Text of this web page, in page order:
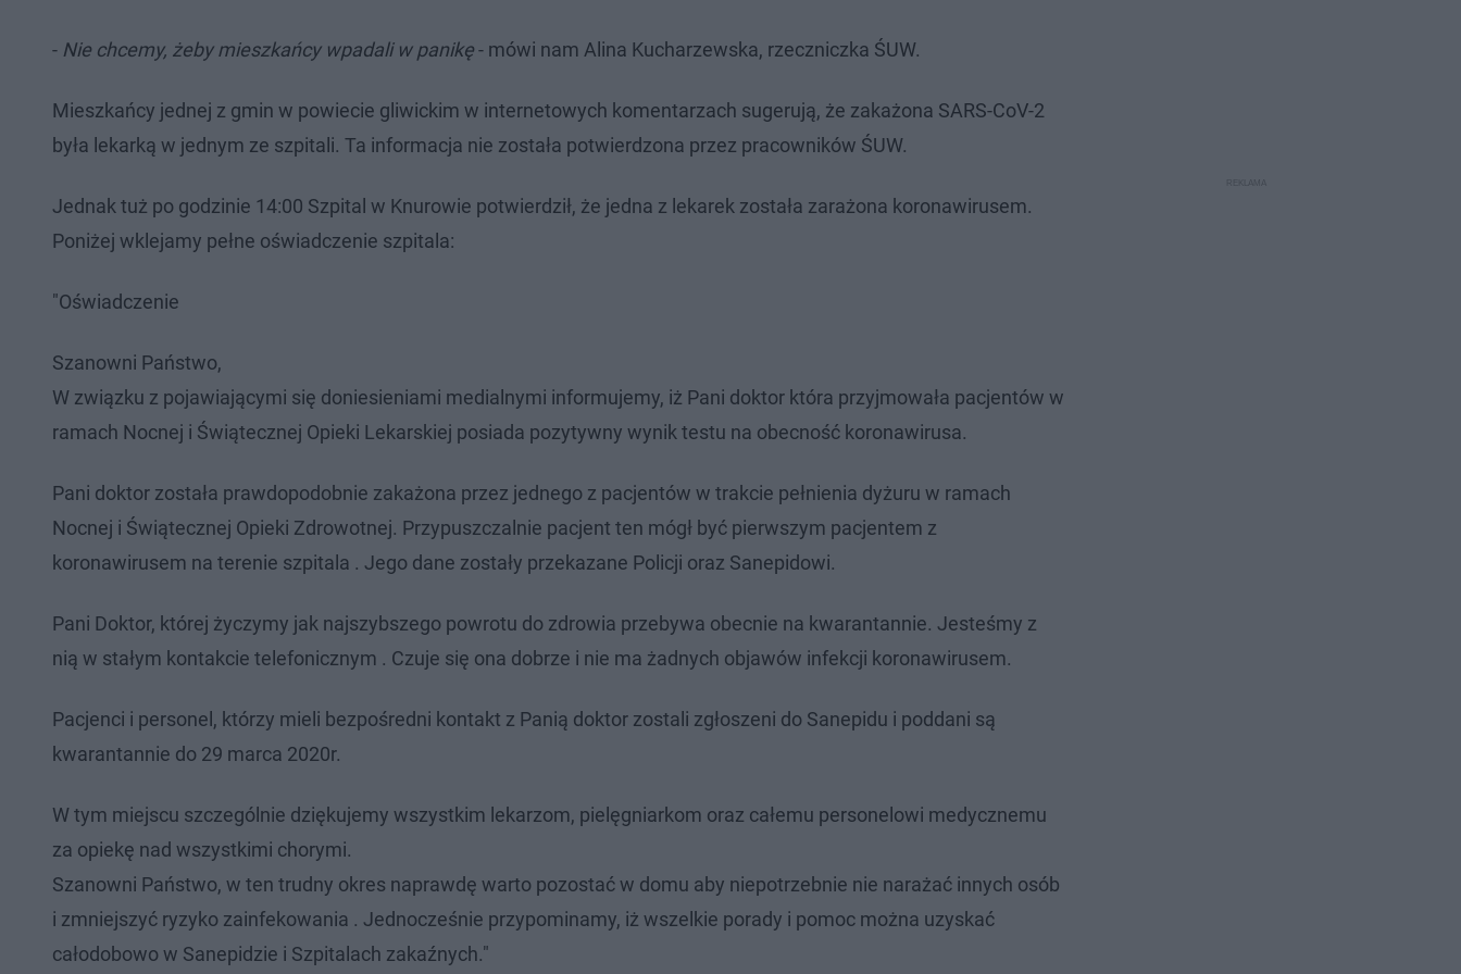
- Nie chcemy, żeby mieszkańcy wpadali w panikę- mówi nam Alina Kucharzewska, rzeczniczka ŚUW.
Mieszkańcy jednej z gmin w powiecie gliwickim w internetowych komentarzach sugerują, że zakażona SARS-CoV-2
była lekarką w jednym ze szpitali. Ta informacja nie została potwierdzona przez pracowników ŚUW.
Jednak tuż po godzinie 14:00 Szpital w Knurowie potwierdził, że jedna z lekarek została zarażona koronawirusem.
Poniżej wklejamy pełne oświadczenie szpitala:
"Oświadczenie
Szanowni Państwo,
W związku z pojawiającymi się doniesieniami medialnymi informujemy, iż Pani doktor która przyjmowała pacjentów w
ramach Nocnej i Świątecznej Opieki Lekarskiej posiada pozytywny wynik testu na obecność koronawirusa.
Pani doktor została prawdopodobnie zakażona przez jednego z pacjentów w trakcie pełnienia dyżuru w ramach
Nocnej i Świątecznej Opieki Zdrowotnej. Przypuszczalnie pacjent ten mógł być pierwszym pacjentem z
koronawirusem na terenie szpitala . Jego dane zostały przekazane Policji oraz Sanepidowi.
Pani Doktor, której życzymy jak najszybszego powrotu do zdrowia przebywa obecnie na kwarantannie. Jesteśmy z
nią w stałym kontakcie telefonicznym . Czuje się ona dobrze i nie ma żadnych objawów infekcji koronawirusem.
Pacjenci i personel, którzy mieli bezpośredni kontakt z Panią doktor zostali zgłoszeni do Sanepidu i poddani są
kwarantannie do 29 marca 2020r.
W tym miejscu szczególnie dziękujemy wszystkim lekarzom, pielęgniarkom oraz całemu personelowi medycznemu
za opiekę nad wszystkimi chorymi.
Szanowni Państwo, w ten trudny okres naprawdę warto pozostać w domu aby niepotrzebnie nie narażać innych osób
i zmniejszyć ryzyko zainfekowania . Jednocześnie przypominamy, iż wszelkie porady i pomoc można uzyskać
całodobowo w Sanepidzie i Szpitalach zakaźnych."